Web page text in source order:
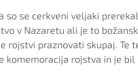
so se cerkveni veljaki
v Nazaretu ali je to
rojstvi praznovati skupaj. Te
komemoracija rojstva in je